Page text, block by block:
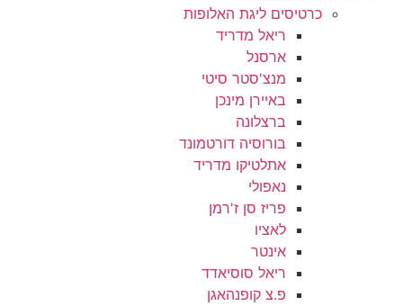
כרטיסים ליגת האלופות
ריאל מדריד
ארסנל
מנצ'סטר סיטי
באיירן מינכן
ברצלונה
בורוסיה דורטמונד
אתלטיקו מדריד
נאפולי
פריז סן ז'רמן
לאציו
אינטר
ריאל סוסיאדד
פ.צ קופנהאגן